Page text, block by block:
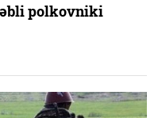
polkovniki